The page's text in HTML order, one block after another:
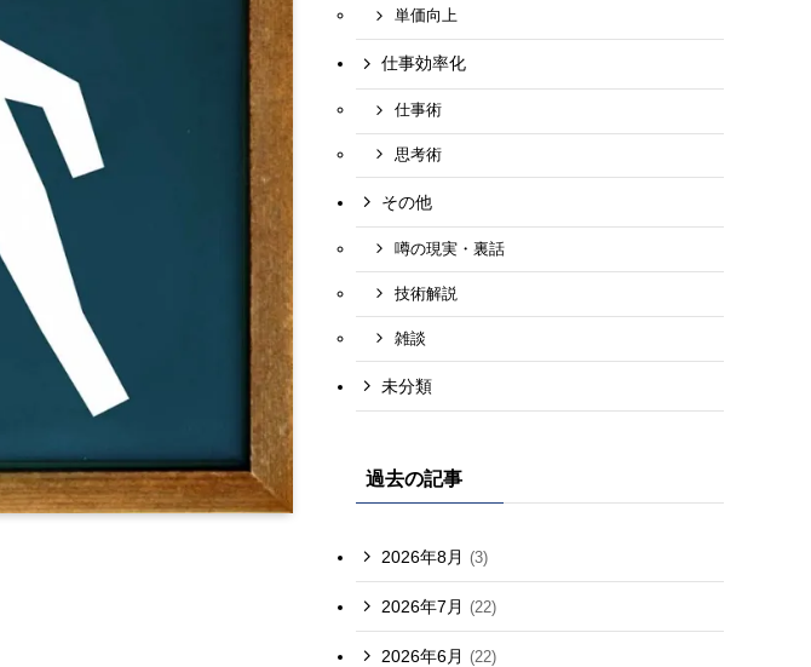
単価向上
仕事効率化
仕事術
思考術
その他
噂の現実・裏話
技術解説
雑談
未分類
過去の記事
2026年8月 (3)
2026年7月 (22)
2026年6月 (22)